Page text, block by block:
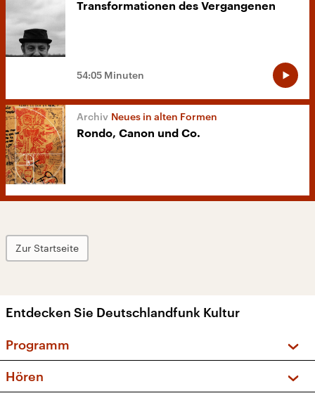
Transformationen des Vergangenen
54:05 Minuten
Neues in alten Formen
Rondo, Canon und Co.
Zur Startseite
Entdecken Sie Deutschlandfunk Kultur
Programm
Sendungen und Podcasts
Hören